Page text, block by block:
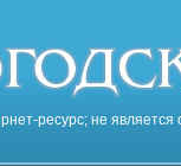
ресурс; не является